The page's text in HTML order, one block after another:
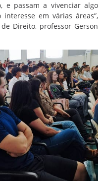
e passam a vivenciar algo
em várias áreas”,
Direito, professor Gerson